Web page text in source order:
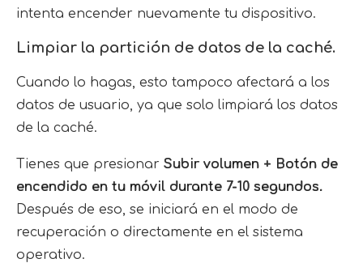
intenta encender nuevamente tu dispositivo.
Limpiar la partición de datos de la caché.
Cuando lo hagas, esto tampoco afectará a los
datos de usuario, ya que solo limpiará los datos
de la caché.
Tienes que presionar Subir volumen + Botón de
encendido en tu móvil durante 7-10 segundos.
Después de eso, se iniciará en el modo de
recuperación o directamente en el sistema
operativo.